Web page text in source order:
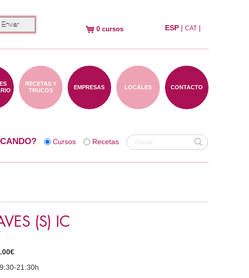
0 cursos ESP| CAT|
CONTACTO
LOCALES
EMPRESAS
RECETAS Y
TRUCOS
Recetas
Cursos
(S) IC
21:30h